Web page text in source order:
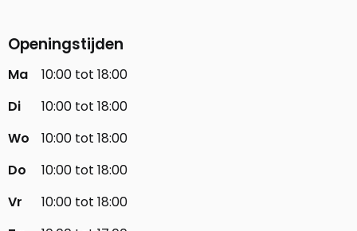
Openingstijden
Ma
10:00 tot 18:00
Di
10:00 tot 18:00
Wo
10:00 tot 18:00
Do
10:00 tot 18:00
Vr
10:00 tot 18:00